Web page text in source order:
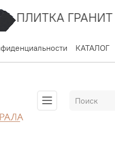
ГРАНИТ -
КАТАЛОГ